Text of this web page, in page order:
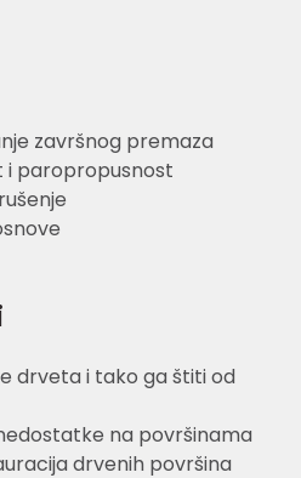
završnog premaza
i paropropusnost
drveta i tako ga štiti od
na površinama
drvenih površina